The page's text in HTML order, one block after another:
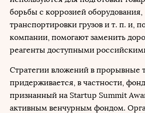
борьбы с коррозией оборудования,
транспортировки грузов и т. п. и,
компании, помогают заменить
реагенты доступными
Стратегии вложений в прорывные
придерживается, в частности,
признанный на Startup Summit
активным венчурным фондом.